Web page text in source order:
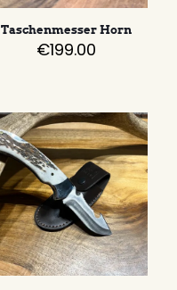
Taschenmesser Horn
€199.00